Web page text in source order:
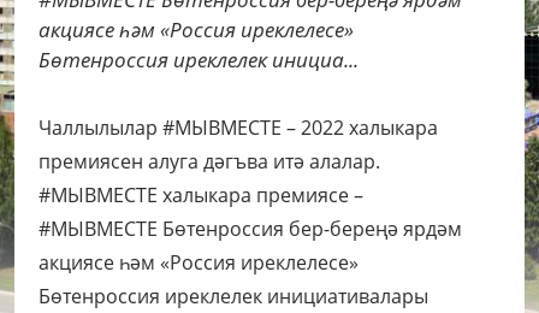
акциясе һәм «Россия иреклелесе»
Бөтенроссия иреклелек инициа...
Чаллылылар #МЫВМЕСТЕ – 2022 халыкара
премиясен алуга дәгъва итә алалар.
#МЫВМЕСТЕ халыкара премиясе –
#МЫВМЕСТЕ Бөтенроссия бер-береңә ярдәм
акциясе һәм «Россия иреклелесе»
Бөтенроссия иреклелек инициативалары